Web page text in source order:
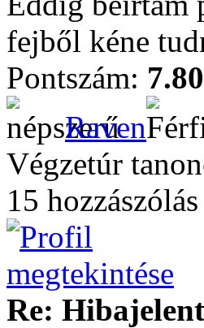
fejből kéne
Pontszám: 7.80
Raven
Végzetúr
15 hozzászólás
Re: